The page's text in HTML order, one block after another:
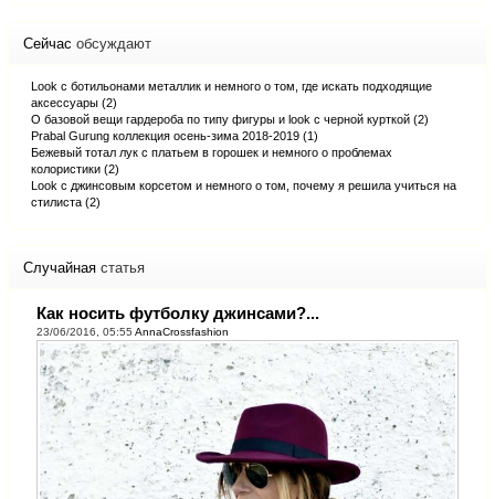
Сейчас обсуждают
Look с ботильонами металлик и немного о том, где искать подходящие
аксессуары (2)
О базовой вещи гардероба по типу фигуры и look с черной курткой (2)
Prabal Gurung коллекция осень-зима 2018-2019 (1)
Бежевый тотал лук с платьем в горошек и немного о проблемах
колористики (2)
Look с джинсовым корсетом и немного о том, почему я решила учиться на
стилиста (2)
Случайная статья
Как носить футболку джинсами?...
23/06/2016, 05:55 AnnaCrossfashion